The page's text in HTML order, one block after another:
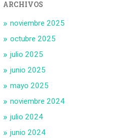
ARCHIVOS
noviembre 2025
octubre 2025
julio 2025
junio 2025
mayo 2025
noviembre 2024
julio 2024
junio 2024